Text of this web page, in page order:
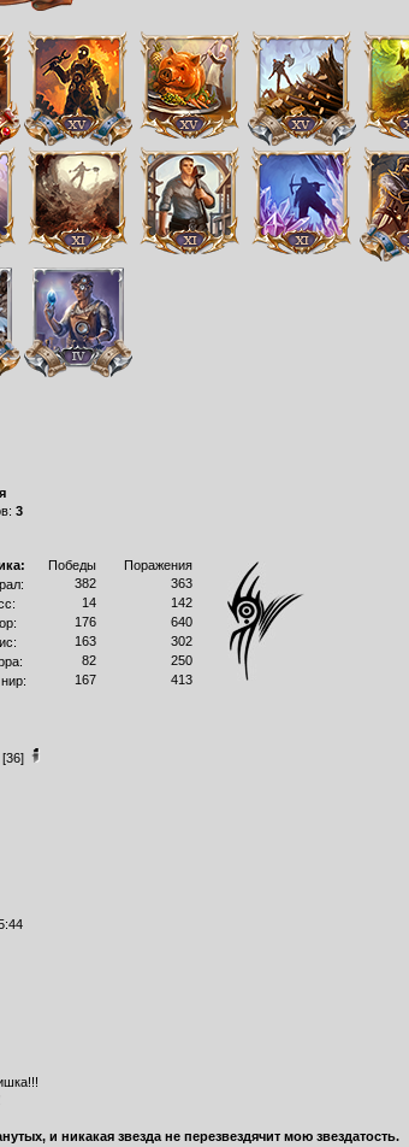
3
Победы
Поражения
382
363
14
142
176
640
163
302
82
250
167 413
и никакая звезда не перезвездячит мою звездатость.